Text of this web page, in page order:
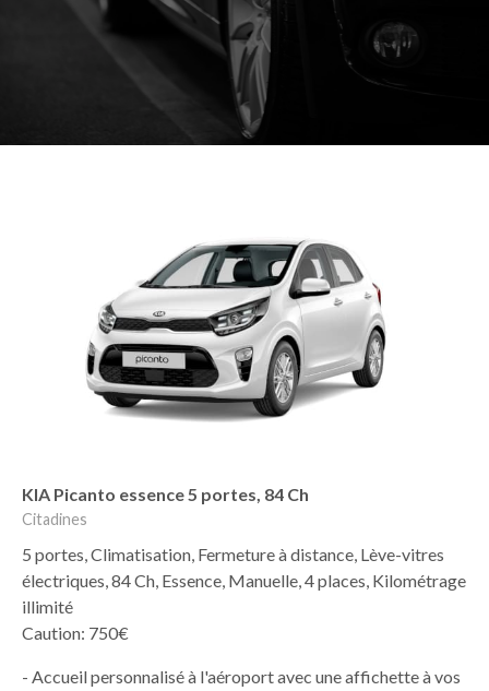
KIA Picanto essence 5 portes, 84 Ch
Citadines
5 portes, Climatisation, Fermeture à distance, Lève-vitres
électriques, 84 Ch, Essence, Manuelle, 4 places, Kilométrage
illimité
Caution: 750€
- Accueil personnalisé à l'aéroport avec une affichette à vos